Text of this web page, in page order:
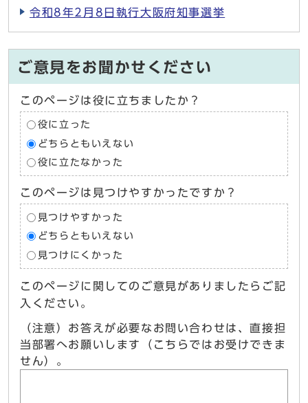
令和8年2月8日執行大阪府知事選挙
ご意見をお聞かせください
このページは役に立ちましたか？
役に立った
どちらともいえない
役に立たなかった
このページは見つけやすかったですか？
見つけやすかった
どちらともいえない
見つけにくかった
このページに関してのご意見がありましたらご記
入ください。
（注意）お答えが必要なお問い合わせは、直接担
当部署へお願いします（こちらではお受けできま
せん）。